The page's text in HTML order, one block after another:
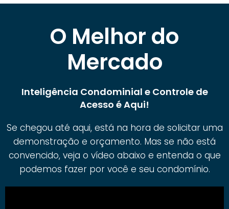
O Melhor do
Mercado
Inteligência Condominial e Controle de
Acesso é Aqui!
Se chegou até aqui, está na hora de solicitar uma
demonstração e orçamento. Mas se não está
convencido, veja o vídeo abaixo e entenda o que
podemos fazer por você e seu condomínio.